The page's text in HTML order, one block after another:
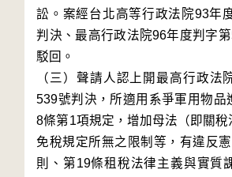
訟。案經台北高等行政法院93年
判決、最高行政法院96年度判字
駁回。
（三）聲請人認上開最高行政法
539號判決，所適用系爭軍用物品
8條第1項規定，增加母法（即關稅
免稅規定所無之限制等，有違反
則、第19條租稅法律主義與實質